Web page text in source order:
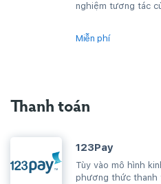
nghiệm tương tác
Miễn phí
Thanh toán
123Pay
Tùy vào mô hình
phương thức thanh